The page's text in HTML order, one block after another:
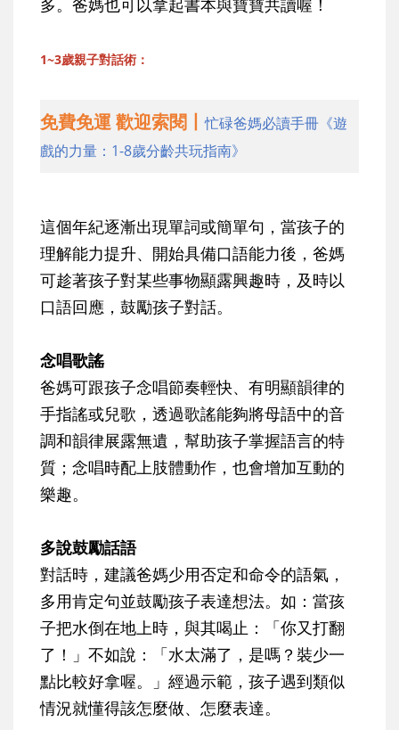
多。爸媽也可以拿起書本與寶寶共讀喔！
1~3歲親子對話術：
免費免運 歡迎索閱丨忙碌爸媽必讀手冊《遊
戲的力量：1-8歲分齡共玩指南》
這個年紀逐漸出現單詞或簡單句，當孩子的
理解能力提升、開始具備口語能力後，爸媽
可趁著孩子對某些事物顯露興趣時，及時以
口語回應，鼓勵孩子對話。
念唱歌謠
爸媽可跟孩子念唱節奏輕快、有明顯韻律的
手指謠或兒歌，透過歌謠能夠將母語中的音
調和韻律展露無遺，幫助孩子掌握語言的特
質；念唱時配上肢體動作，也會增加互動的
樂趣。
多說鼓勵話語
對話時，建議爸媽少用否定和命令的語氣，
多用肯定句並鼓勵孩子表達想法。如：當孩
子把水倒在地上時，與其喝止：「你又打翻
了！」不如說：「水太滿了，是嗎？裝少一
點比較好拿喔。」經過示範，孩子遇到類似
情況就懂得該怎麼做、怎麼表達。